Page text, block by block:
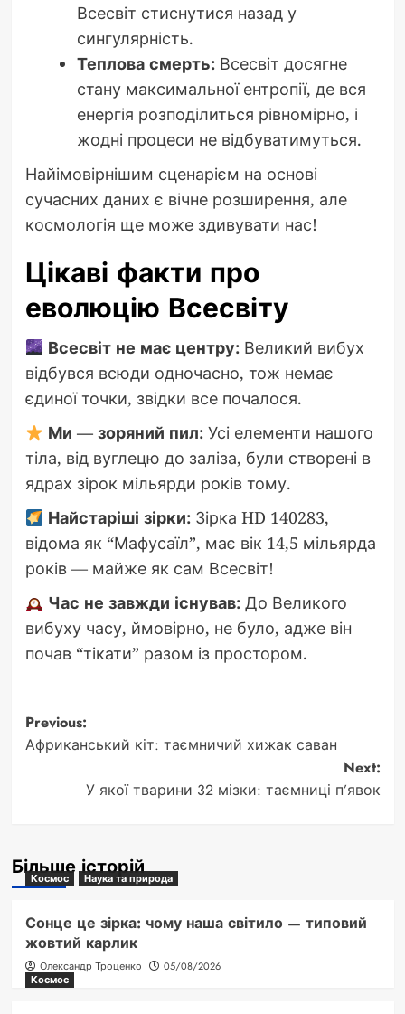
Всесвіт стиснутися назад у
сингулярність.
Теплова смерть:Всесвіт досягне
стану максимальної ентропії, де вся
енергія розподілиться рівномірно, і
жодні процеси не відбуватимуться.
Найімовірнішим сценарієм на основі
сучасних даних є вічне розширення, але
космологія ще може здивувати нас!
Цікаві факти про
еволюцію Всесвіту
Всесвіт не має центру: Великий вибух
відбувся всюди одночасно, тож немає
єдиної точки, звідки все почалося.
Ми — зоряний пил: Усі елементи нашого
тіла, від вуглецю до заліза, були створені в
ядрах зірок мільярди років тому.
Найстаріші зірки: Зірка HD 140283,
відома як “Мафусаїл”, має вік 14,5 мільярда
років — майже як сам Всесвіт!
Час не завжди існував: До Великого
вибуху часу, ймовірно, не було, адже він
почав “тікати” разом із простором.
Post
navigation
Previous:
Африканський кіт: таємничий хижак саван
Next:
У якої тварини 32 мізки: таємниці п’явок
Більше історій
Космос Наука та природа
Сонце це зірка: чому наша світило — типовий
жовтий карлик
Олександр Троценко
05/08/2026
Космос